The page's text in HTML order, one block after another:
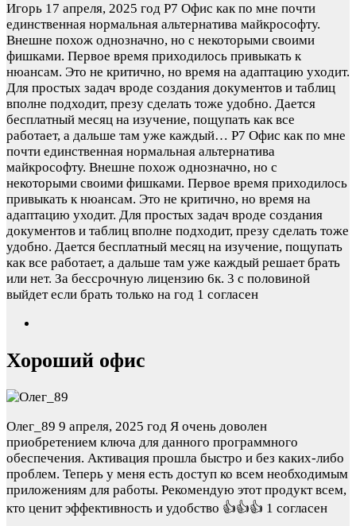
Игорь 17 апреля, 2025 год Р7 Офис как по мне почти
единственная нормальная альтернатива майкрософту.
Внешне похож однозначно, но с некоторыми своими
фишками. Первое время приходилось привыкать к
нюансам. Это не критично, но время на адаптацию уходит.
Для простых задач вроде создания документов и таблиц
вполне подходит, презу сделать тоже удобно. Дается
бесплатный месяц на изучение, пощупать как все
работает, а дальше там уже каждый… Р7 Офис как по мне
почти единственная нормальная альтернатива
майкрософту. Внешне похож однозначно, но с
некоторыми своими фишками. Первое время приходилось
привыкать к нюансам. Это не критично, но время на
адаптацию уходит. Для простых задач вроде создания
документов и таблиц вполне подходит, презу сделать тоже
удобно. Дается бесплатный месяц на изучение, пощупать
как все работает, а дальше там уже каждый решает брать
или нет. За бессрочную лицензию 6к. 3 с половиной
выйдет если брать только на год 1 согласен
Хороший офис
Олег_89 9 апреля, 2025 год Я очень доволен
приобретением ключа для данного программного
обеспечения. Активация прошла быстро и без каких-либо
проблем. Теперь у меня есть доступ ко всем необходимым
приложениям для работы. Рекомендую этот продукт всем,
кто ценит эффективность и удобство 👍👍👍 1 согласен